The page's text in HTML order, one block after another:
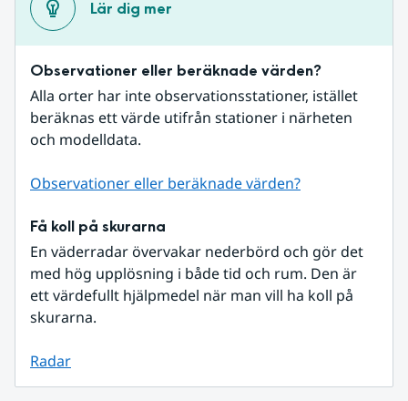
Lär dig mer
Observationer eller beräknade värden?
Alla orter har inte observationsstationer, istället
beräknas ett värde utifrån stationer i närheten
och modelldata.
Observationer eller beräknade värden?
Få koll på skurarna
En väderradar övervakar nederbörd och gör det
med hög upplösning i både tid och rum. Den är
ett värdefullt hjälpmedel när man vill ha koll på
skurarna.
Radar